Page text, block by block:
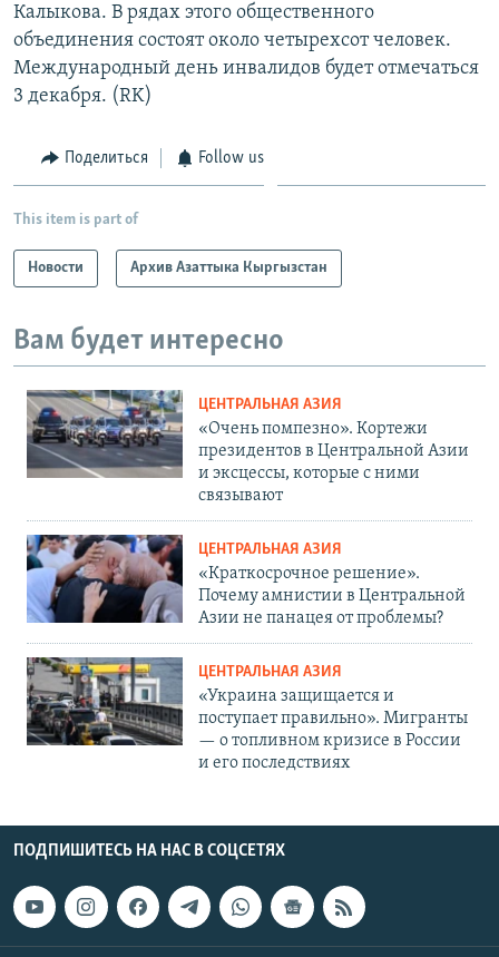
Калыкова. В рядах этого общественного
объединения состоят около четырехсот человек.
Международный день инвалидов будет отмечаться
3 декабря. (RK)
Поделиться Follow us
This item is part of
Новости Архив Азаттыка Кыргызстан
Вам будет интересно
ЦЕНТРАЛЬНАЯ АЗИЯ
«Очень помпезно». Кортежи
президентов в Центральной Азии
и эксцессы, которые с ними
связывают
ЦЕНТРАЛЬНАЯ АЗИЯ
«Краткосрочное решение».
Почему амнистии в Центральной
Азии не панацея от проблемы?
ЦЕНТРАЛЬНАЯ АЗИЯ
«Украина защищается и
поступает правильно». Мигранты
— о топливном кризисе в России
и его последствиях
ПОДПИШИТЕСЬ НА НАС В СОЦСЕТЯХ